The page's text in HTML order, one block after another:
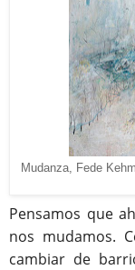
Mudanza, Fede
Pensamos que
nos mudamos.
cambiar de